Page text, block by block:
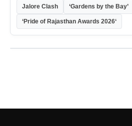
Jalore Clash ‘Gardens by the Bay’
‘Pride of Rajasthan Awards 2026‘